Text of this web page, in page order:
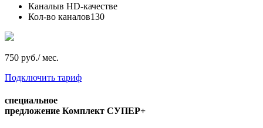
Каналыв HD-качестве
Кол-во каналов130
750 руб./ мес.
Подключить тариф
специальное
предложение Комплект СУПЕР+